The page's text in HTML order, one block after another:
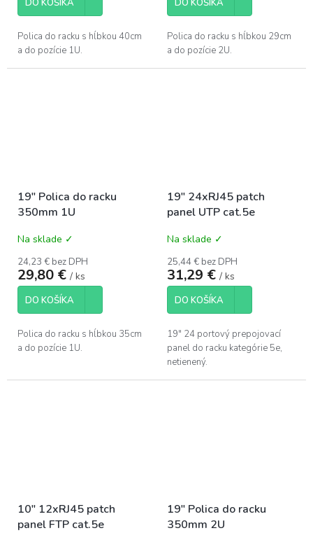
DO KOŠÍKA
Polica do racku s hĺbkou 40cm
a do pozície 1U.
DO KOŠÍKA
Polica do racku s hĺbkou 29cm
a do pozície 2U.
19" Polica do racku
350mm 1U
Na sklade ✓
24,23 € bez DPH
29,80 € / ks
DO KOŠÍKA
Polica do racku s hĺbkou 35cm
a do pozície 1U.
19" 24xRJ45 patch
panel UTP cat.5e
Na sklade ✓
25,44 € bez DPH
31,29 € / ks
DO KOŠÍKA
19" 24 portový prepojovací
panel do racku kategórie 5e,
netienený.
10" 12xRJ45 patch
panel FTP cat.5e
19" Polica do racku
350mm 2U